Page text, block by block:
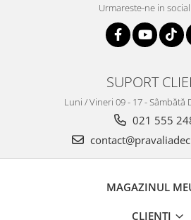
Urmareste-ne in
SUPORT
Luni / Vineri 09 - 17 - Sâmbătă
021 555
MAGAZINUL
CLIENTI